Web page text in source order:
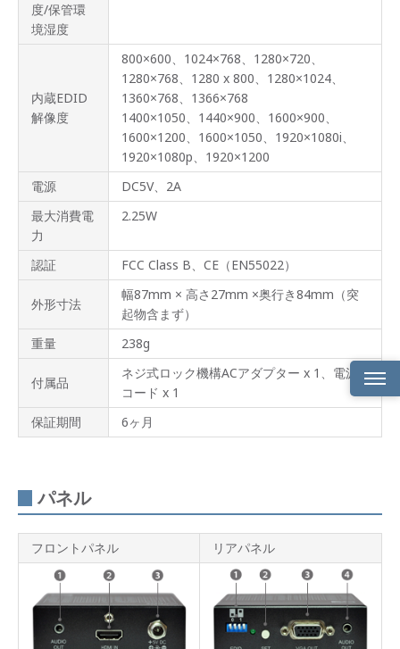
度/保管環
境湿度
内蔵EDID
解像度
800×600、1024×768、1280×720、
1280×768、1280 x 800、1280×1024、
1360×768、1366×768
1400×1050、1440×900、1600×900、
1600×1200、1600×1050、1920×1080i、
1920×1080p、1920×1200
電源
DC5V、2A
最大消費電
力
2.25W
認証 FCC Class B、CE（EN55022）
外形寸法
幅87mm × 高さ27mm ×奥行き84mm（突
起物含まず）
重量
238g
付属品
ネジ式ロック機構ACアダプター x 1、電源
コード x 1
保証期間
6ヶ月
パネル
フロントパネル リアパネル
EDID
ュレ
機能